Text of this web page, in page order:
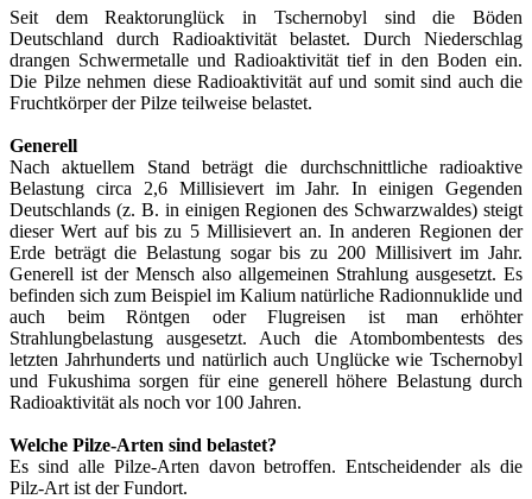
Seit dem Reaktorunglück in Tschernobyl sind die Böden
Deutschland durch Radioaktivität belastet. Durch Niederschlag
drangen Schwermetalle und Radioaktivität tief in den Boden ein.
Die Pilze nehmen diese Radioaktivität auf und somit sind auch die
Fruchtkörper der Pilze teilweise belastet.
Generell
Nach aktuellem Stand beträgt die durchschnittliche radioaktive
Belastung circa 2,6 Millisievert im Jahr. In einigen Gegenden
Deutschlands (z. B. in einigen Regionen des Schwarzwaldes) steigt
dieser Wert auf bis zu 5 Millisievert an. In anderen Regionen der
Erde beträgt die Belastung sogar bis zu 200 Millisivert im Jahr.
Generell ist der Mensch also allgemeinen Strahlung ausgesetzt. Es
befinden sich zum Beispiel im Kalium natürliche Radionnuklide und
auch beim Röntgen oder Flugreisen ist man erhöhter
Strahlungbelastung ausgesetzt. Auch die Atombombentests des
letzten Jahrhunderts und natürlich auch Unglücke wie Tschernobyl
und Fukushima sorgen für eine generell höhere Belastung durch
Radioaktivität als noch vor 100 Jahren.
Welche Pilze-Arten sind belastet?
Es sind alle Pilze-Arten davon betroffen. Entscheidender als die
Pilz-Art ist der Fundort.